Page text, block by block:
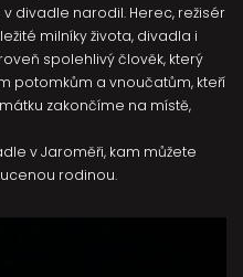
divadle narodil. Herec, režisér
milníky života, divadla i
spolehlivý člověk, který
potomkům a vnoučatům, kteří
zakončíme na místě,
v Jaroměři, kam můžete
rodinou.